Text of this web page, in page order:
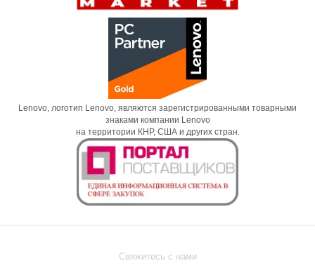
Lenovo, логотип Lenovo, являются зарегистрированными товарными
знаками компании Lenovo
на территории КНР, США и других стран.
Свяжитесь с нами